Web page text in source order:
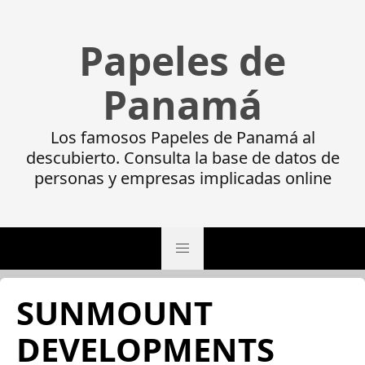
Papeles de
Panamá
Los famosos Papeles de Panamá al
descubierto. Consulta la base de datos de
personas y empresas implicadas online
SUNMOUNT
DEVELOPMENTS